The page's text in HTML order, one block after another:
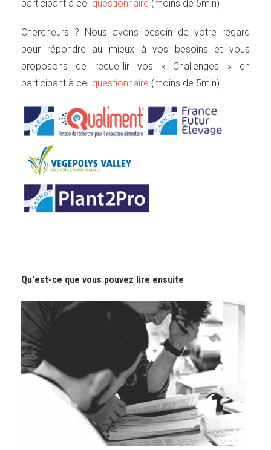
participant à ce questionnaire (moins de 5min)
Chercheurs ? Nous avons besoin de votre regard
pour répondre au mieux à vos besoins et vous
proposons de recueillir vos « Challenges » en
participant à ce questionnaire (moins de 5min)
Qu'est-ce que vous pouvez lire ensuite